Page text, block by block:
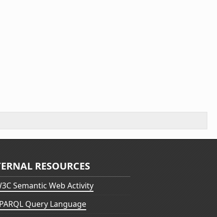
RESOURCES
Semantic Web Activity
Query Language